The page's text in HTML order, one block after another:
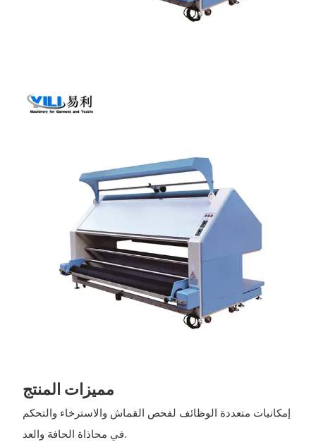
مميزات المنتج
إمكانيات متعددة الوظائف لفحص القماش والاسترخاء والتحكم
في محاذاة الحافة والعد.